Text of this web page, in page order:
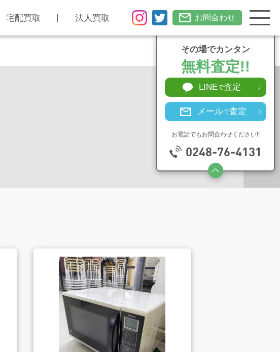
宅配買取 法人買取 お問合わせ
ム
その場でカンタン
無料査定!!
LINEで査定
メールで査定
お電話でもお問合わせください!!
0248-76-4131